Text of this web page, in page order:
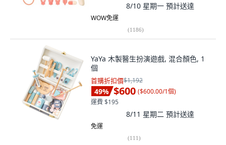
8/10 星期一 預計送達
WOW免運
(1186)
YaYa 木製醫生扮演遊戲, 混合顏色, 1
個
首購折扣價$1,192
49% $600 ($600.00/1個)
運費 $195
8/11 星期二 預計送達
免運
(111)